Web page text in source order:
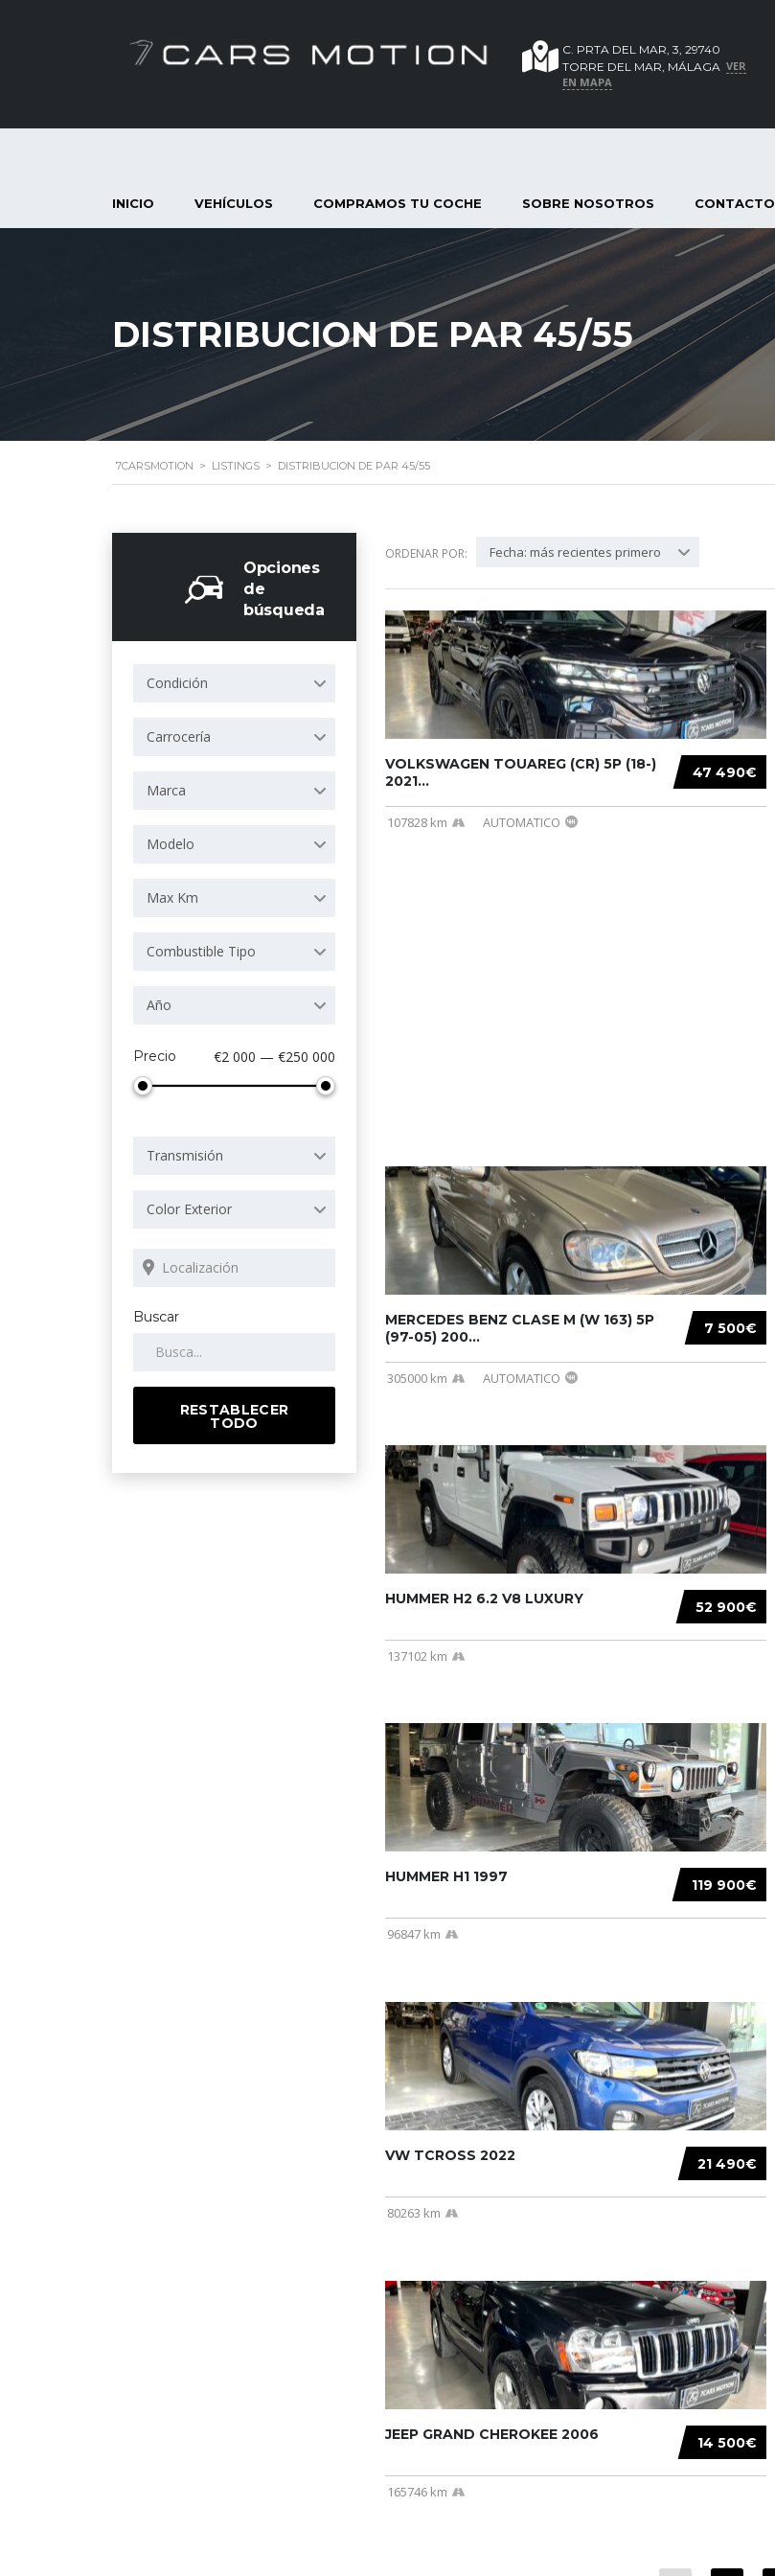
C. PRTA DEL MAR, 3, 29740
TORRE DEL MAR, MÁLAGA VER
EN MAPA
INICIO VEHÍCULOS COMPRAMOS TU COCHE SOBRE NOSOTROS CONTACTO
DISTRIBUCION DE PAR 45/55
7CARSMOTION > LISTINGS > DISTRIBUCION DE PAR 45/55
Opciones
de
búsqueda
Condición
Carrocería
Marca
Modelo
Max Km
Combustible Tipo
Año
Precio €2 000 — €250 000
Transmisión
Color Exterior
Buscar
RESTABLECER
TODO
ORDENAR POR: Fecha: más recientes primero
47 490€
VOLKSWAGEN TOUAREG (CR) 5P (18-)
2021...
107828 km AUTOMATICO
7 500€
MERCEDES BENZ CLASE M (W 163) 5P
(97-05) 200...
305000 km AUTOMATICO
52 900€
HUMMER H2 6.2 V8 LUXURY
137102 km
119 900€
HUMMER H1 1997
96847 km
21 490€
VW TCROSS 2022
80263 km
14 500€
JEEP GRAND CHEROKEE 2006
165746 km